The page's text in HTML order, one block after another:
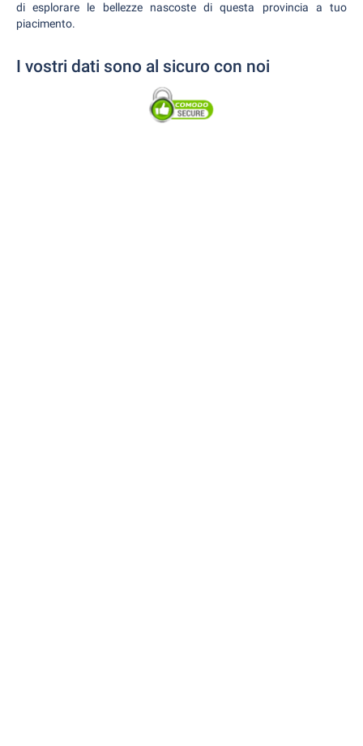
di esplorare le bellezze nascoste di questa provincia a tuo
piacimento.
I vostri dati sono al sicuro con noi